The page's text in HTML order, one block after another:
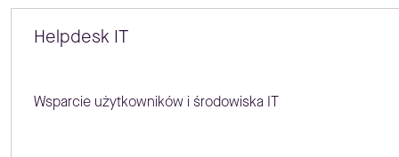
Helpdesk IT
Wsparcie użytkowników i środowiska IT